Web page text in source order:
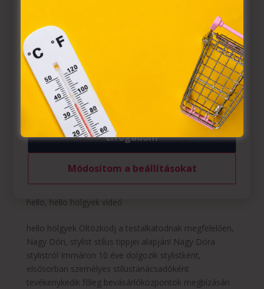
Öltözködj a testalkatodnak megfelelően, Nagy
hello, hello hölgyek videó
hello hölgyek Öltözködj a testalkatodnak megfelelően,
Nagy Dóri, stylist stílus tippjei alapján! Nagy Dóra
stylistról Immáron 10 éve dolgozik stylistként,
elsősorban személyes stílustanácsadóként
tevékenykedik főleg bevásárlóközpontok megbízásán
törvény, az elektronikus kereskedelmi szolgáltatások, az
információs társadalommal összefüggő szolgáltatások
egyes kérdéseiről szóló 2001. évi CVIII. törvény, valamint
az Európai Unió előírásainak megfelelően használjuk.
Azon weblapoknak, melyek az Európai Unió országain
belül működnek, a „sütik" használatához, és ezeknek a
felhasználó számítógépén vagy egyéb eszközén történő
tárolásához a felhasználók hozzájárulását kell kérniük.
Elfogadom
Módosítom a beállításokat